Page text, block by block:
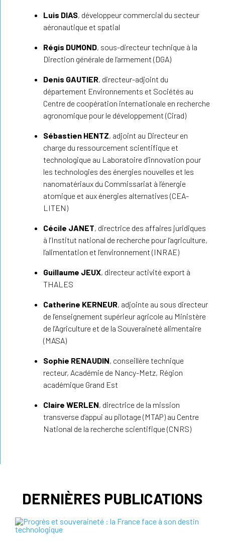
Luis DIAS, développeur commercial du secteur
aéronautique et spatial
Régis DUMOND, sous-directeur technique à la
Direction générale de l’armement (DGA)
Denis GAUTIER, directeur-adjoint du
département Environnements et Sociétés au
Centre de coopération internationale en recherche
agronomique pour le développement (Cirad)
Sébastien HENTZ, adjoint au Directeur en
charge du ressourcement scientifique et
technologique au Laboratoire d’innovation pour
les technologies des énergies nouvelles et les
nanomatériaux du Commissariat à l’énergie
atomique et aux énergies alternatives (CEA-
LITEN)
Cécile JANET, directrice des affaires juridiques
à l’Institut national de recherche pour l’agriculture,
l’alimentation et l’environnement (INRAE)
Guillaume JEUX, directeur activité export à
THALES
Catherine KERNEUR, adjointe au sous directeur
de l’enseignement supérieur agricole au Ministère
de l’Agriculture et de la Souveraineté alimentaire
(MASA)
Sophie RENAUDIN, conseillère technique
recteur, Académie de Nancy-Metz, Région
académique Grand Est
Claire WERLEN, directrice de la mission
transverse d’appui au pilotage (MTAP) au Centre
National de la recherche scientifique (CNRS)
DERNIÈRES PUBLICATIONS